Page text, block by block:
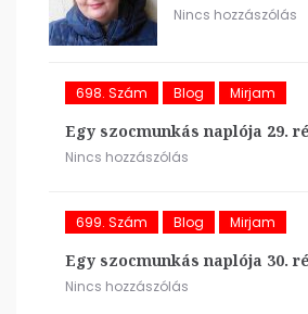
Nincs hozzászólás
698. Szám Blog Mirjam
Egy szocmunkás naplója 29.
Nincs hozzászólás
699. Szám Blog Mirjam
Egy szocmunkás naplója 30.
Nincs hozzászólás